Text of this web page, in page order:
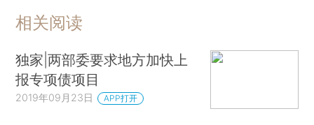
相关阅读
独家|两部委要求地方加快上
报专项债项目
2019年09月23日 APP打开